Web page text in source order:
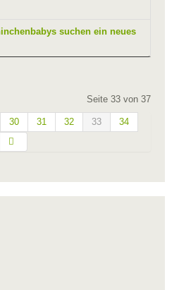
suchen ein neues
Seite 33 von 37
30 31 32 33
34